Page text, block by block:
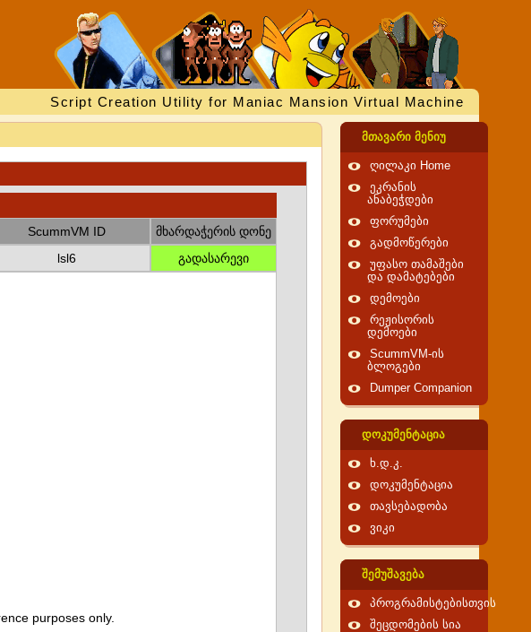
Script Creation Utility for Maniac Mansion Virtual Machine
ScummVM ID
მხარდაჭერის დონე
lsl6 გადასარევი
purposes only.
მთავარი მენიუ
ღილაკი Home
ეკრანის
ანაბეჭდები
ფორუმები
გადმოწერები
უფასო თამაშები
და დამატებები
დემოები
რეჟისორის
დემოები
ScummVM-ის
ბლოგები
Dumper Companion
დოკუმენტაცია
ხ.დ.კ.
დოკუმენტაცია
თავსებადობა
ვიკი
შემუშავება
პროგრამისტებისთვის
შეცდომების სია